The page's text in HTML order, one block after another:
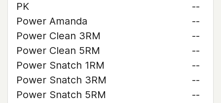
PK
--
Power Amanda
--
Power Clean 3RM
--
Power Clean 5RM
--
Power Snatch 1RM
--
Power Snatch 3RM
--
Power Snatch 5RM
--